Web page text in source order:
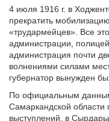
4 июля 1916 г. в
прекратить
«трудармейцев». Все
администрации,
администрация почти
волнениями силами
губернатор вынужден
По официальным
Самаркандской области
выступлений, в